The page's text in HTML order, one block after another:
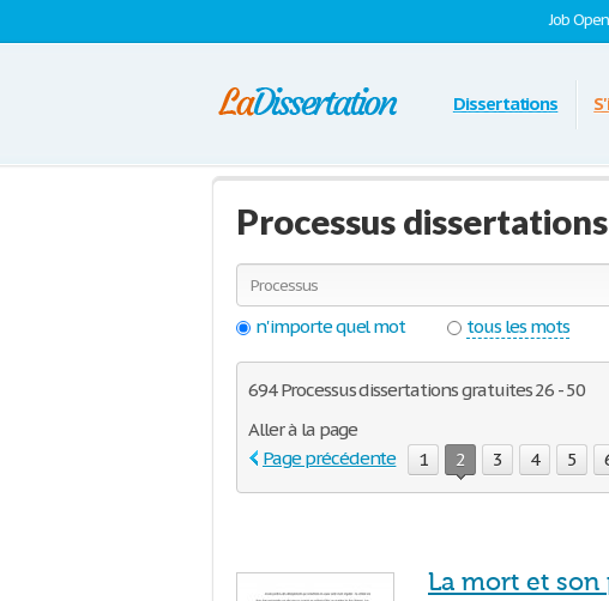
Job
Dissertations
Processus
n'importe quel mot
tous les mots
694 Processus dissertations gratuites 26 - 50
Aller à la page
Page précédente
1 2 3 4 5
La mort et son